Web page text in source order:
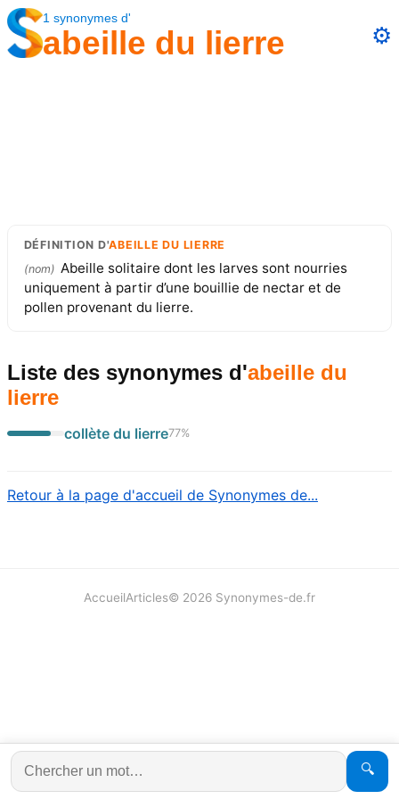
1 synonymes d'
abeille du lierre ⚙️
DÉFINITION D'ABEILLE DU LIERRE
(nom) Abeille solitaire dont les larves sont nourries
uniquement à partir d’une bouillie de nectar et de
pollen provenant du lierre.
Liste des synonymes d'abeille du
lierre
collète du lierre77%
Retour à la page d'accueil de Synonymes de...
🔍
AccueilArticles© 2026 Synonymes-de.fr